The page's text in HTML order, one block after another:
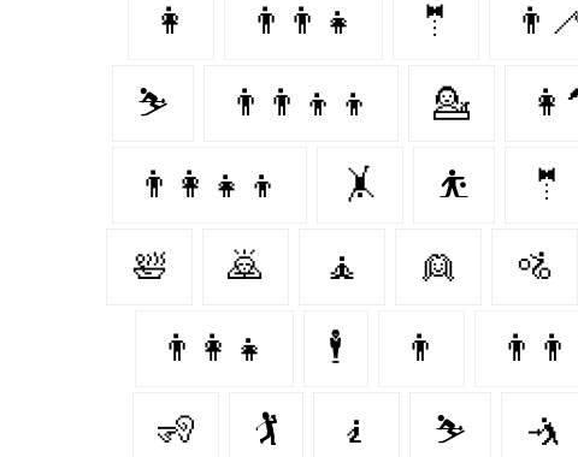
👩‍ 👨‍👨‍👧 🤵‍
⛷️ 👨‍👨‍👦‍👦 💁
👨‍👩‍👧‍👦 🤸‍ ⛹️ 🤵
🛀 🙇‍ 🧘 👱‍ 🚵‍
👨‍👩‍👧 🕴️ 👨‍
🧏‍ 🏌️ 🧎‍️ ⛷ 🤺